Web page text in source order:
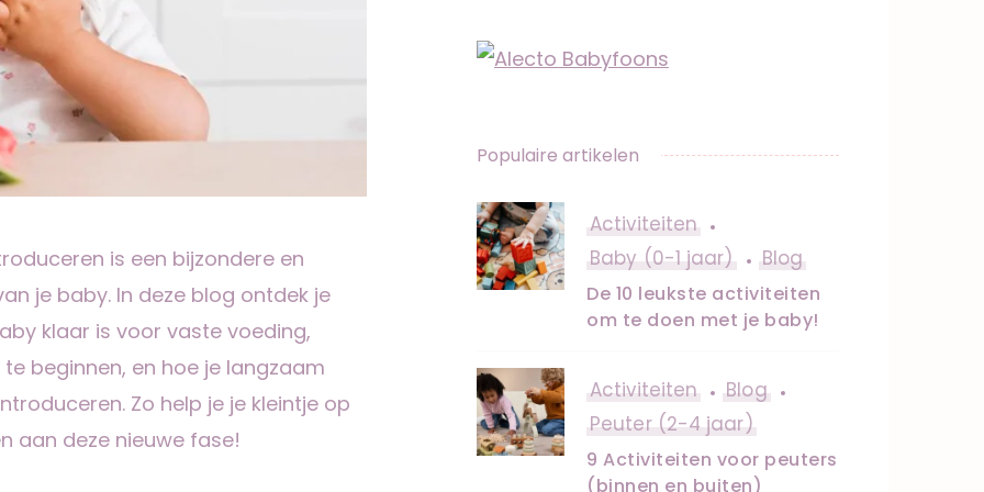
is een bijzondere en
je baby. In deze blog ontdek je
klaar is voor vaste voeding,
beginnen, en hoe je langzaam
Zo help je je kleintje op
aan deze nieuwe fase!
Populaire artikelen
Activiteiten
Baby (0-1 jaar)
Blog
De 10 leukste activiteiten
om te doen met je baby!
Activiteiten
Blog
Peuter (2-4 jaar)
9 Activiteiten voor peuters
(binnen en buiten)